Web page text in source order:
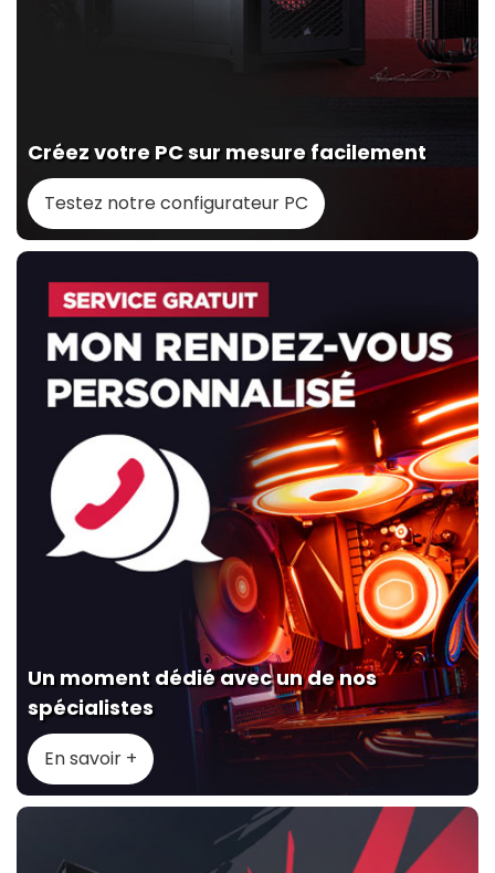
Créez votre PC sur mesure facilement
Testez notre configurateur PC
Un moment dédié avec un de nos
spécialistes
En savoir +